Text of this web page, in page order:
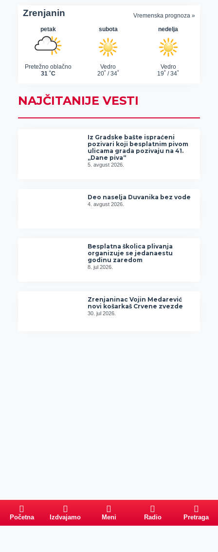
NAJČITANIJE VESTI
Iz Gradske bašte ispraćeni
pozivari koji besplatnim pivom
ulicama grada pozivaju na 41.
„Dane piva“
5. avgust 2026.
Deo naselja Duvanika bez vode
4. avgust 2026.
Besplatna školica plivanja
organizuje se jedanaestu
godinu zaredom
8. jul 2026.
Zrenjaninac Vojin Medarević
novi košarkaš Crvene zvezde
30. jul 2026.
Početna Izdvajamo Meni Radio Pretraga